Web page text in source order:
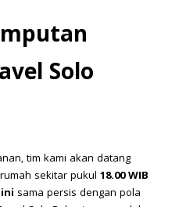
Solo
tim kami akan datang
sekitar pukul 18.00 WIB
sama persis dengan pola